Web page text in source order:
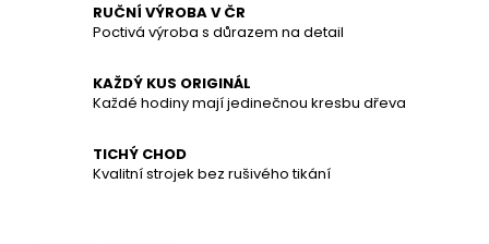
RUČNÍ VÝROBA V ČR
Poctivá výroba s důrazem na detail
KAŽDÝ KUS ORIGINÁL
Každé hodiny mají jedinečnou kresbu dřeva
TICHÝ CHOD
Kvalitní strojek bez rušivého tikání